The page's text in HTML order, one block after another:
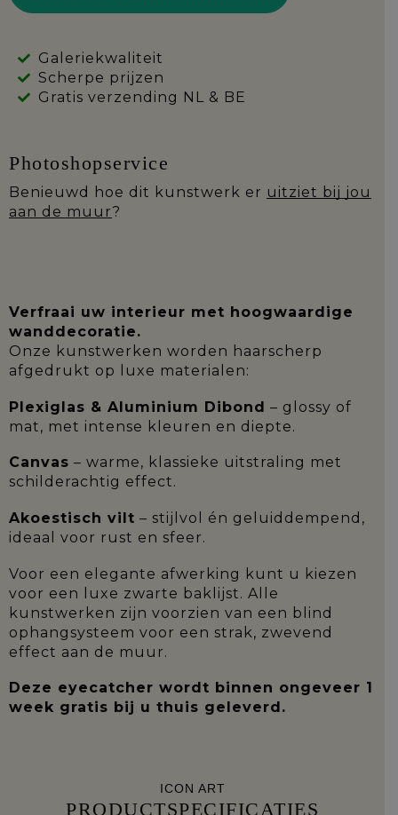
Galeriekwaliteit
Scherpe prijzen
Gratis verzending NL & BE
Photoshopservice
Benieuwd hoe dit kunstwerk er uitziet bij jou
aan de muur?
Verfraai uw interieur met hoogwaardige
wanddecoratie.
Onze kunstwerken worden haarscherp
afgedrukt op luxe materialen:
Plexiglas & Aluminium Dibond – glossy of
mat, met intense kleuren en diepte.
Canvas – warme, klassieke uitstraling met
schilderachtig effect.
Akoestisch vilt – stijlvol én geluiddempend,
ideaal voor rust en sfeer.
Voor een elegante afwerking kunt u kiezen
voor een luxe zwarte baklijst. Alle
kunstwerken zijn voorzien van een blind
ophangsysteem voor een strak, zwevend
effect aan de muur.
Deze eyecatcher wordt binnen ongeveer 1
week gratis bij u thuis geleverd.
ICON ART
PRODUCTSPECIFICATIES